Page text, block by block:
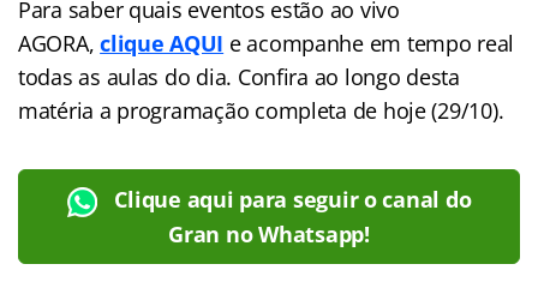
Para saber quais eventos estão ao vivo
AGORA,clique AQUI e acompanhe em tempo real
todas as aulas do dia. Confira ao longo desta
matéria a programação completa de hoje (29/10).
Clique aqui para seguir o canal do
Gran no Whatsapp!